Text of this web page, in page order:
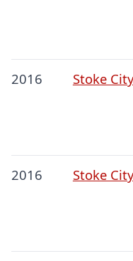
2016 Stoke City
2016 Stoke City